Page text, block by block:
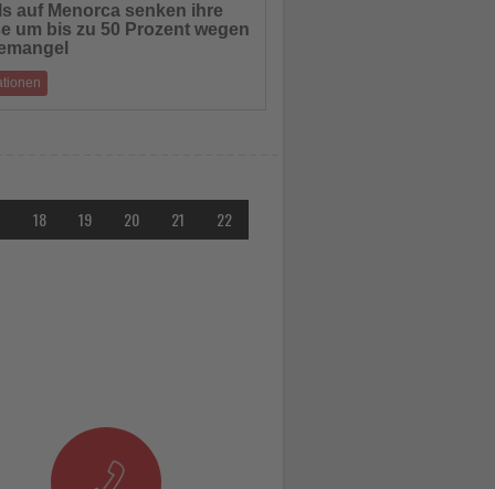
auf Menorca senken ihre
um bis zu 50 Prozent wegen
18 19 20 21 22